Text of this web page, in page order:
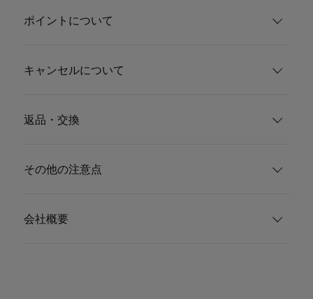
ポイントについて
キャンセルについて
返品・交換
その他の注意点
会社概要